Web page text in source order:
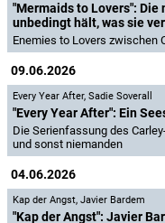
"Mermaids to Lovers":
unbedingt hält, was sie
Enemies to Lovers zwischen
09.06.2026
Every Year After, Sadie Soverall
"Every Year After": Ein
Die Serienfassung des
und sonst niemanden
04.06.2026
Kap der Angst, Javier Bardem
"Kap der Angst": Javier